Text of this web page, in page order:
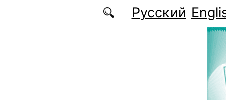
Перейти к основному содержаниюРусский